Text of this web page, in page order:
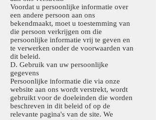
Voordat u persoonlijke informatie over
een andere persoon aan ons
bekendmaakt, moet u toestemming van
die persoon verkrijgen om die
persoonlijke informatie vrij te geven en
te verwerken onder de voorwaarden van
dit beleid.
D. Gebruik van uw persoonlijke
gegevens
Persoonlijke informatie die via onze
website aan ons wordt verstrekt, wordt
gebruikt voor de doeleinden die worden
beschreven in dit beleid of op de
relevante pagina's van de site. We